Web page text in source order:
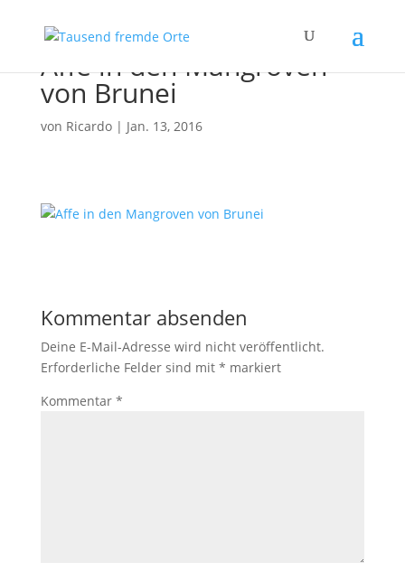
Affe in den Mangroven
von Brunei
von Ricardo| Jan. 13, 2016
Kommentar absenden
Deine E-Mail-Adresse wird nicht veröffentlicht.
Erforderliche Felder sind mit * markiert
Kommentar *